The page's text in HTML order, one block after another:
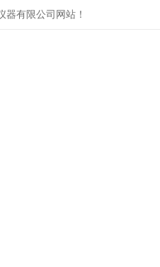
器有限公司网站！